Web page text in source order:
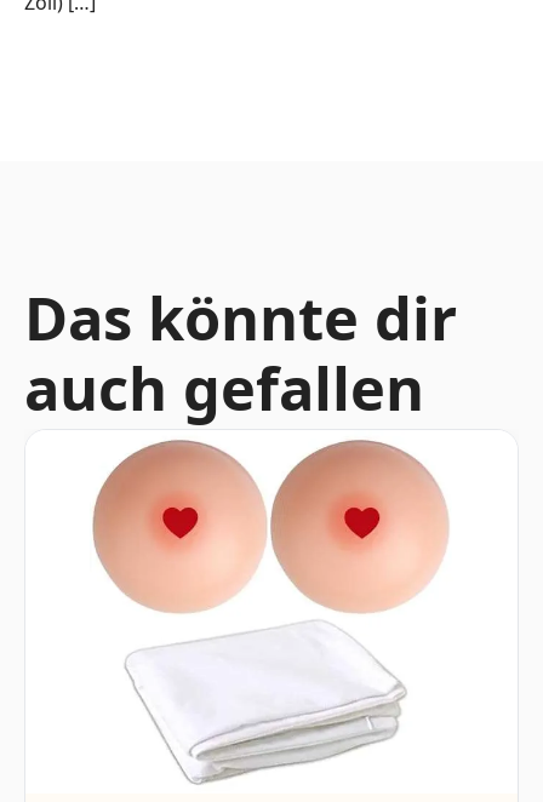
Das könnte dir
auch gefallen